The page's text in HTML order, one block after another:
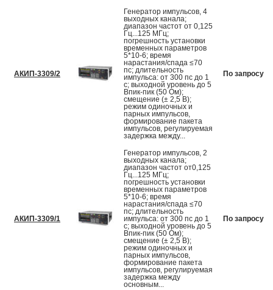
АКИП-3309/2
Генератор импульсов, 4
выходных канала;
диапазон частот от 0,125
Гц...125 МГц;
погрешность установки
временных параметров
5*10-6; время
нарастания/спада ≤70
пс; длительность
импульса: от 300 пс до 1
с; выходной уровень до 5
Впик-пик (50 Ом);
смещение (± 2,5 В);
режим одиночных и
парных импульсов,
формирование пакета
импульсов, регулируемая
задержка между...
По запросу
АКИП-3309/1
Генератор импульсов, 2
выходных канала;
диапазон частот от0,125
Гц...125 МГц;
погрешность установки
временных параметров
5*10-6; время
нарастания/спада ≤70
пс; длительность
импульса: от 300 пс до 1
с; выходной уровень до 5
Впик-пик (50 Ом);
смещение (± 2,5 В);
режим одиночных и
парных импульсов,
формирование пакета
импульсов, регулируемая
задержка между
основным...
По запросу